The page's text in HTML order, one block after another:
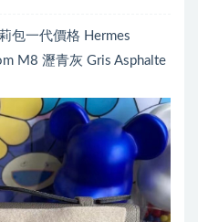
包一代價格 Hermes
M8 瀝青灰 Gris Asphalte